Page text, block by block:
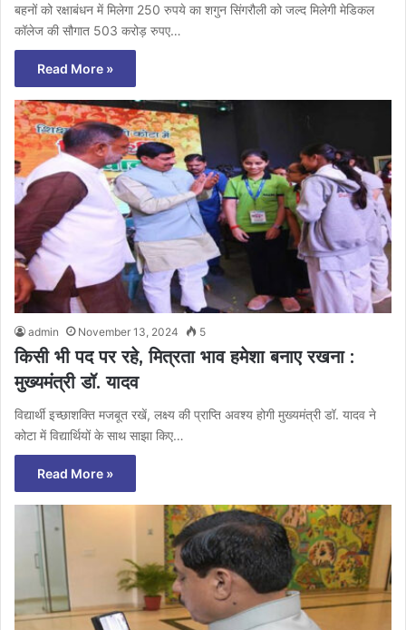
बहनों को रक्षाबंधन में मिलेगा 250 रुपये का शगुन सिंगरौली को जल्द मिलेगी मेडिकल
कॉलेज की सौगात 503 करोड़ रुपए…
Read More »
admin November 13, 2024 5
किसी भी पद पर रहे, मित्रता भाव हमेशा बनाए रखना :
मुख्यमंत्री डॉ. यादव
विद्यार्थी इच्छाशक्ति मजबूत रखें, लक्ष्य की प्राप्ति अवश्य होगी मुख्यमंत्री डॉ. यादव ने
कोटा में विद्यार्थियों के साथ साझा किए…
Read More »